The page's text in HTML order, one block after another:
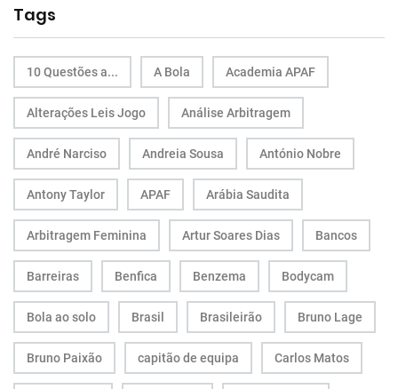
Tags
10 Questões a... A Bola Academia APAF
Alterações Leis Jogo Análise Arbitragem
André Narciso Andreia Sousa António Nobre
Antony Taylor APAF Arábia Saudita
Arbitragem Feminina Artur Soares Dias Bancos
Barreiras Benfica Benzema Bodycam
Bola ao solo Brasil Brasileirão Bruno Lage
Bruno Paixão capitão de equipa Carlos Matos